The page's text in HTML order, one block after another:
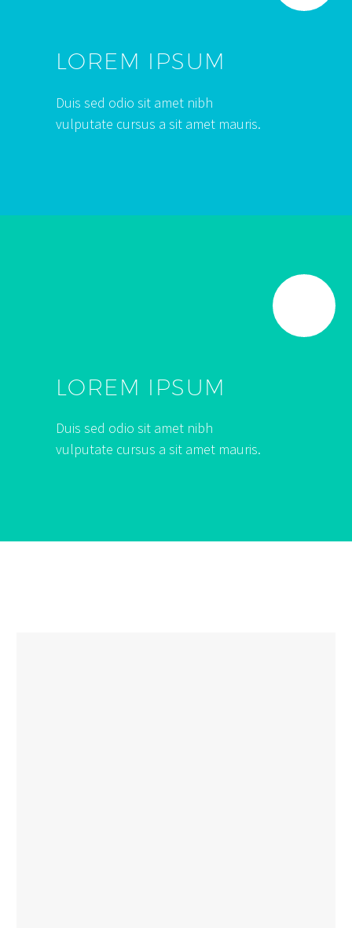
LOREM IPSUM
Duis sed odio sit amet nibh
vulputate cursus a sit amet mauris.
LOREM IPSUM
Duis sed odio sit amet nibh
vulputate cursus a sit amet mauris.